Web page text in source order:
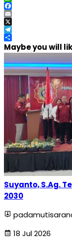
WhatsApp
Facebook
Email
X
Telegram
Share
Maybe you will
Suyanto, S.Ag.
2030
18 Jul 2026